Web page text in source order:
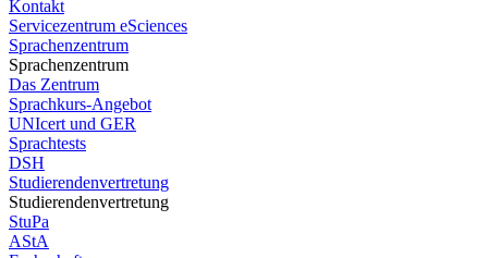
Kontakt
Servicezentrum eSciences
Sprachenzentrum
Sprachenzentrum
Das Zentrum
Sprachkurs-Angebot
UNIcert und GER
Sprachtests
DSH
Studierendenvertretung
Studierendenvertretung
StuPa
AStA